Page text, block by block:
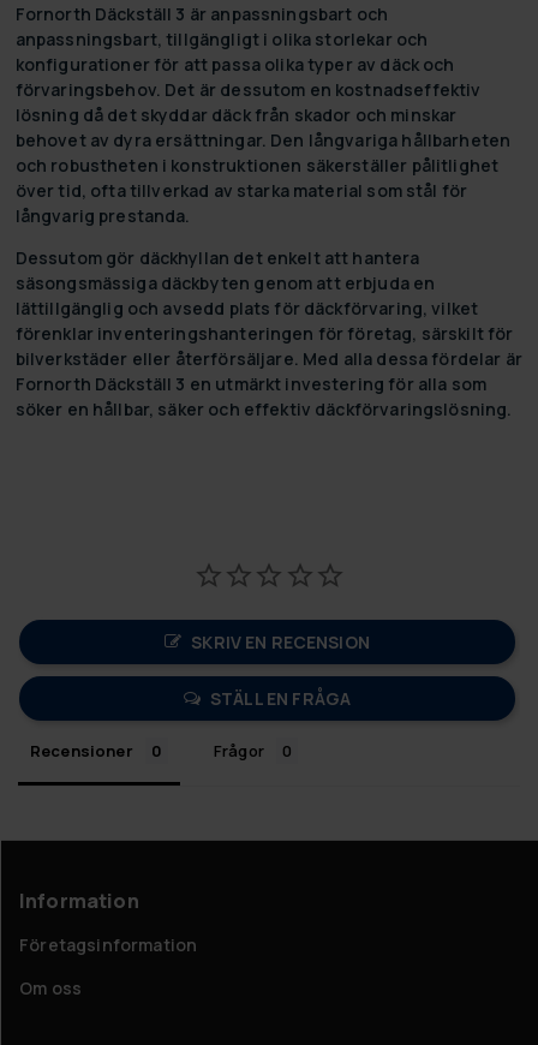
Fornorth Däckställ 3 är anpassningsbart och
anpassningsbart, tillgängligt i olika storlekar och
konfigurationer för att passa olika typer av däck och
förvaringsbehov. Det är dessutom en kostnadseffektiv
lösning då det skyddar däck från skador och minskar
behovet av dyra ersättningar. Den långvariga hållbarheten
och robustheten i konstruktionen säkerställer pålitlighet
över tid, ofta tillverkad av starka material som stål för
långvarig prestanda.
Dessutom gör däckhyllan det enkelt att hantera
säsongsmässiga däckbyten genom att erbjuda en
lättillgänglig och avsedd plats för däckförvaring, vilket
förenklar inventeringshanteringen för företag, särskilt för
bilverkstäder eller återförsäljare. Med alla dessa fördelar är
Fornorth Däckställ 3 en utmärkt investering för alla som
söker en hållbar, säker och effektiv däckförvaringslösning.
SKRIV EN RECENSION
STÄLL EN FRÅGA
Recensioner Frågor
Information
Företagsinformation
Om oss